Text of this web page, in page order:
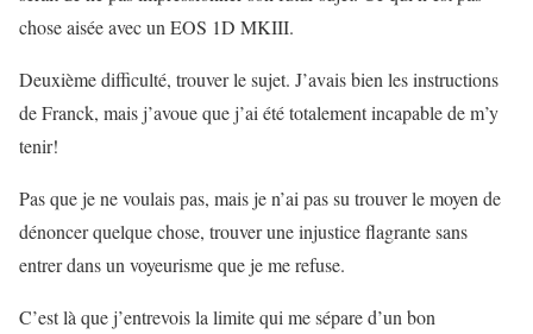
chose aisée avec un EOS 1D MKIII.
Deuxième difficulté, trouver le sujet. J’avais bien les instructions
de Franck, mais j’avoue que j’ai été totalement incapable de m’y
tenir!
Pas que je ne voulais pas, mais je n’ai pas su trouver le moyen de
dénoncer quelque chose, trouver une injustice flagrante sans
entrer dans un voyeurisme que je me refuse.
C’est là que j’entrevois la limite qui me sépare d’un bon